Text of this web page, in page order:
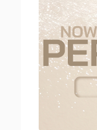
do
brody
na
lato
Olejek
wąsów
Nożyczki
brody
Nożyczki
wąsów